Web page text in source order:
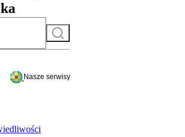
Szukaj
Nasze serwisy